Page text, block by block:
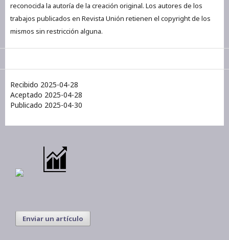
reconocida la autoría de la creación original. Los autores de los
trabajos publicados en Revista Unión retienen el copyright de los
mismos sin restricción alguna.
Recibido 2025-04-28
Aceptado 2025-04-28
Publicado 2025-04-30
Enviar un artículo